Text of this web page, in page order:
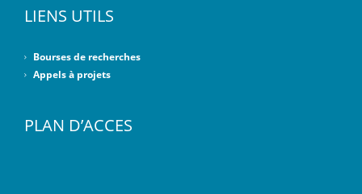
LIENS UTILS
Bourses de recherches
Appels à projets
PLAN D’ACCES